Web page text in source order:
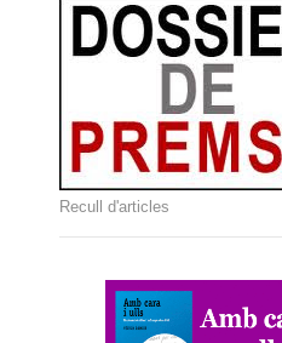
Recull d'articles